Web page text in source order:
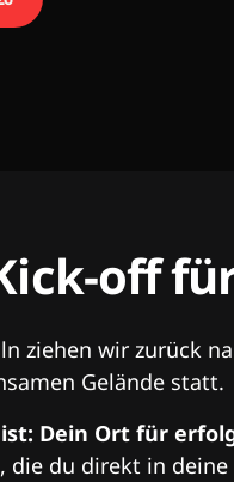
off
ziehen wir zurück
Gelände statt.
ist: Dein Ort für
du direkt in